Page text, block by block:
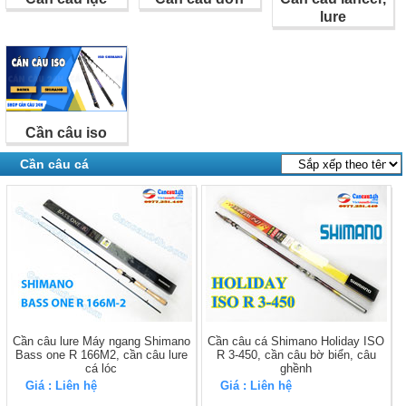
câu cáphù hợp nhất.
lure
Cần câu iso
Cần câu cá
Cần câu lure Máy ngang Shimano
Bass one R 166M2, cần câu lure
cá lóc
Giá : Liên hệ
Cần câu cá Shimano Holiday ISO
R 3-450, cần câu bờ biển, câu
ghềnh
Giá : Liên hệ